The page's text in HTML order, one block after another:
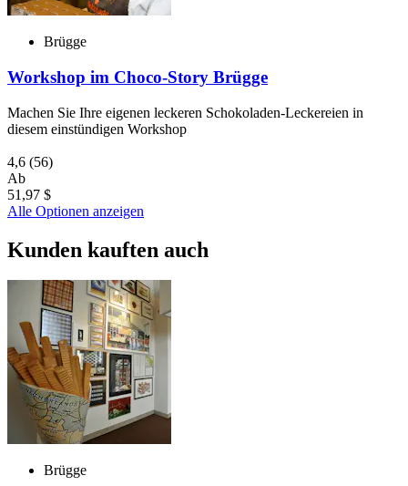
Brügge
Workshop im Choco-Story Brügge
Machen Sie Ihre eigenen leckeren Schokoladen-Leckereien in
diesem einstündigen Workshop
4,6 (56)
Ab
51,97 $
Alle Optionen anzeigen
Kunden kauften auch
Brügge